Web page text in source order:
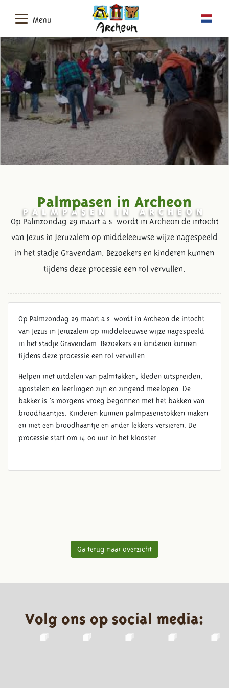
Menu
PALMPASEN IN ARCHEON
Palmpasen in Archeon
Op Palmzondag 29 maart a.s. wordt in Archeon de intocht
van Jezus in Jeruzalem op middeleeuwse wijze nagespeeld
in het stadje Gravendam. Bezoekers en kinderen kunnen
tijdens deze processie een rol vervullen.
Op Palmzondag 29 maart a.s. wordt in Archeon de intocht
van Jezus in Jeruzalem op middeleeuwse wijze nagespeeld
in het stadje Gravendam. Bezoekers en kinderen kunnen
tijdens deze processie een rol vervullen.
Helpen met uitdelen van palmtakken, kleden uitspreiden,
apostelen en leerlingen zijn en zingend meelopen. De
bakker is 's morgens vroeg begonnen met het bakken van
broodhaantjes. Kinderen kunnen palmpasenstokken maken
en met een broodhaantje en ander lekkers versieren. De
processie start om 14.00 uur in het klooster.
Ga terug naar overzicht
Volg ons op social media: